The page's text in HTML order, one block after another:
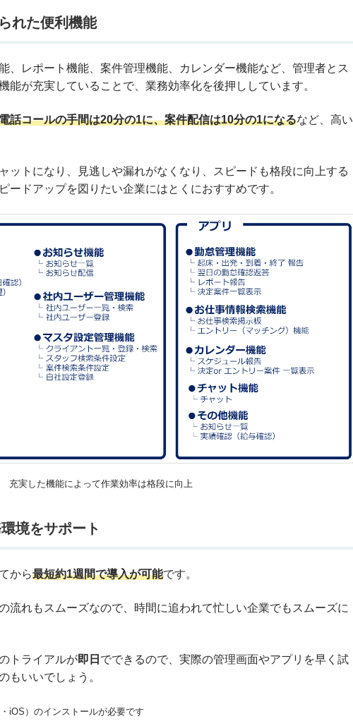
れた便利機能
、レポート機能、案件管理機能、カレンダー機能など、管理者とス
能が充実していることで、業務効率化を後押ししています。
話コールの手間は20分の1に、案件配信は10分の1になるなど、高い
ットになり、見逃しや漏れがなくなり、スピードも格段に向上する
ードアップを図りたい企業にはとくにおすすめです。
充実した機能によって作業効率は格段に向上
境をサポート
から最短約1週間で導入が可能です。
流れもスムーズなので、時間に追われて忙しい企業でもスムーズに
トライアルが即日 でできるので、実際の管理画面やアプリを早く試
もいいでしょう。
iOS）のインストールが必要です